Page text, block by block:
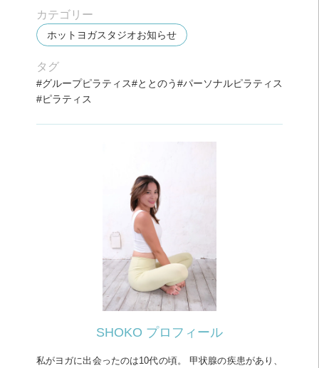
カテゴリー
ホットヨガスタジオお知らせ
タグ
グループピラティス ととのう
パーソナルピラティス
ピラティス
SHOKO プロフィール
私がヨガに出会ったのは10代の頃。 甲状腺の疾患があり、